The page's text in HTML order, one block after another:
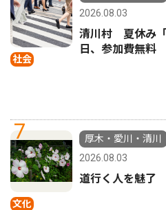
社会
2026.08.03
清川村 夏休み
日、参加費無料
7
文化
厚木・愛川・清川
2026.08.03
道行く人を魅了